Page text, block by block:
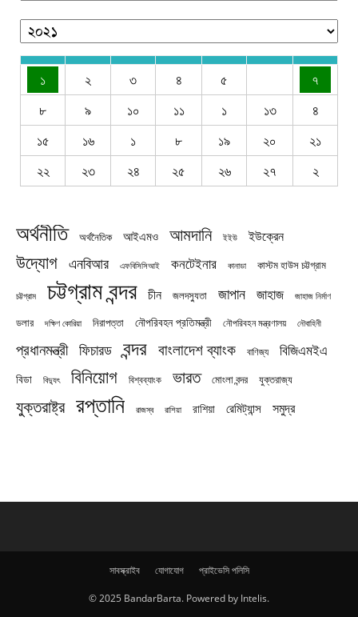
১ ২ ৩ ৪ ৫
৭
৮
৯ ১০ ১১ ১ ১৩
৪
১৫
১৬ ১ ৮ ১৯ ২০
২১
২২
২৩ ২৪ ২৫ ২৬ ২৭ ২
অর্থনীতি অর্থনৈতিক আইএমও আমদানি ইইউ ইউক্রেন
উদ্যোগ এনবিআর এফবিসিসিআই কনটেইনার কানাডা কাস্টম হাউস চট্টগ্রাম
চট্টগ্রাম চট্টগ্রাম বন্দর চীন জলদস্যুতা জাপান জাহাজ জাহাজ নির্মাণ
ডলার দক্ষিণ কোরিয়া নিরাপত্তা নৌপরিবহন প্রতিমন্ত্রী নৌপরিবহন মন্ত্রণালয় নৌবাহিনী
প্রধানমন্ত্রী ফিচারড বন্দর বাংলাদেশ ব্যাংক বাণিজ্য বিজিএমইএ
বিডা বিদ্যুৎ বিনিয়োগ বিশ্বব্যাংক ভারত মোংলা বন্দর যুক্তরাজ্য
যুক্তরাষ্ট্র রপ্তানি রাজস্ব রাশিয়া রাশিয়া রেমিট্যান্স সমুদ্র
সাবস্ক্রাইব যোগাযোগ প্রাইভেসি পলিসি
© 2025 BandarBarta. Powered by Intelis.